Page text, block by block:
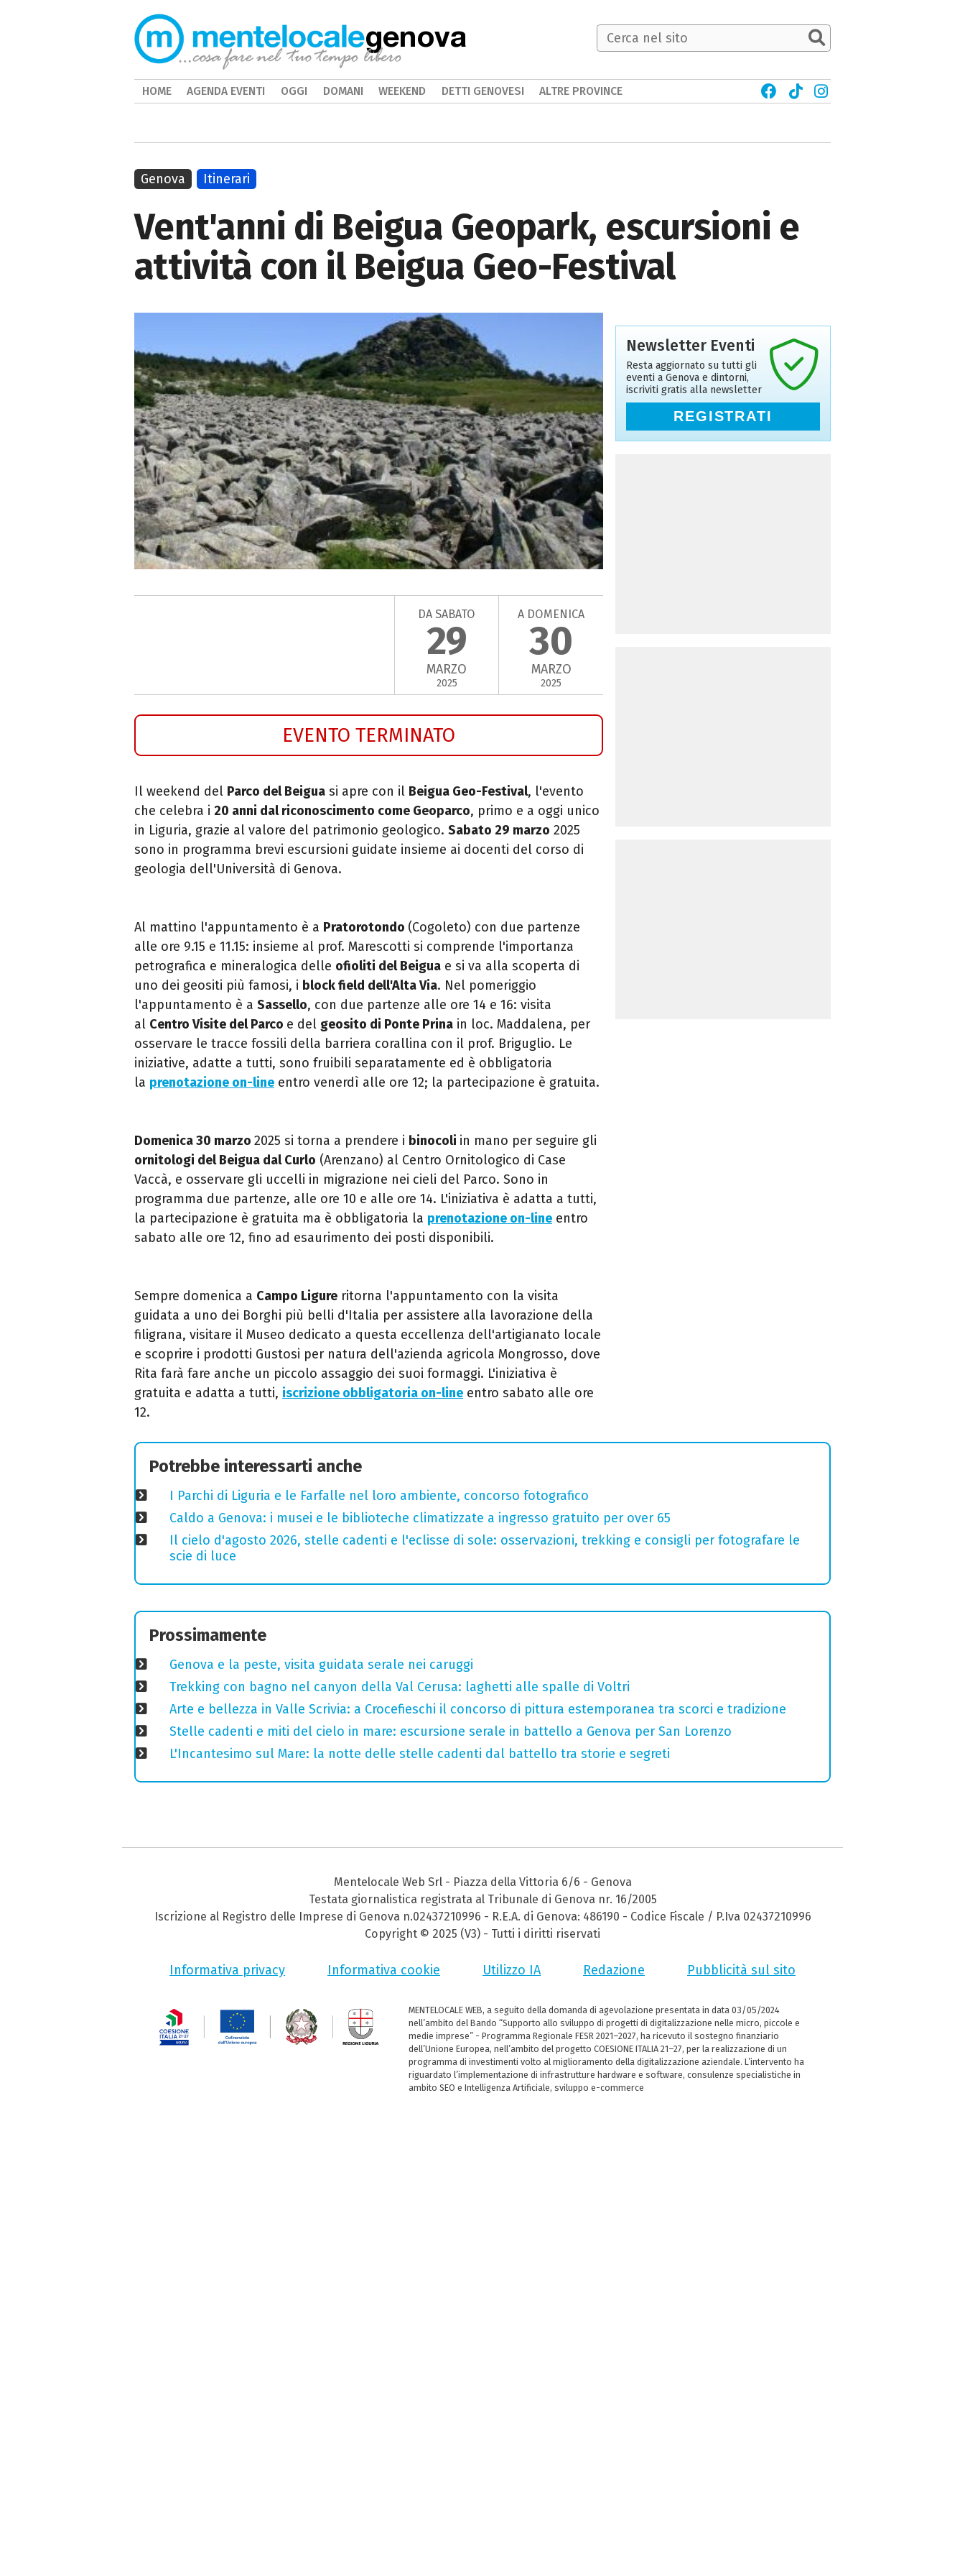
Vent'anni di Beigua Geopark, escursioni e
attività con il Beigua Geo-Festival
DA SABATO
29
MARZO
2025
A DOMENICA
30
MARZO
2025
EVENTO TERMINATO
Il weekend del Parco del Beigua si apre con il Beigua Geo-Festival, l'evento
che celebra i 20 anni dal riconoscimento come Geoparco, primo e a oggi unico
in Liguria, grazie al valore del patrimonio geologico. Sabato 29 marzo 2025
sono in programma brevi escursioni guidate insieme ai docenti del corso di
geologia dell'Università di Genova.
Al mattino l'appuntamento è a Pratorotondo (Cogoleto) con due partenze
alle ore 9.15 e 11.15: insieme al prof. Marescotti si comprende l'importanza
petrografica e mineralogica delle ofioliti del Beigua e si va alla scoperta di
uno dei geositi più famosi, i block field dell'Alta Via. Nel pomeriggio
l'appuntamento è a Sassello, con due partenze alle ore 14 e 16: visita
al Centro Visite del Parco e del geosito di Ponte Prina in loc. Maddalena, per
osservare le tracce fossili della barriera corallina con il prof. Briguglio. Le
iniziative, adatte a tutti, sono fruibili separatamente ed è obbligatoria
la prenotazione on-line entro venerdì alle ore 12; la partecipazione è gratuita.
Domenica 30 marzo 2025 si torna a prendere i binocoli in mano per seguire gli
ornitologi del Beigua dal Curlo (Arenzano) al Centro Ornitologico di Case
Vaccà, e osservare gli uccelli in migrazione nei cieli del Parco. Sono in
programma due partenze, alle ore 10 e alle ore 14. L'iniziativa è adatta a tutti,
la partecipazione è gratuita ma è obbligatoria la prenotazione on-line entro
sabato alle ore 12, fino ad esaurimento dei posti disponibili.
Sempre domenica a Campo Ligure ritorna l'appuntamento con la visita
guidata a uno dei Borghi più belli d'Italia per assistere alla lavorazione della
filigrana, visitare il Museo dedicato a questa eccellenza dell'artigianato locale
e scoprire i prodotti Gustosi per natura dell'azienda agricola Mongrosso, dove
Rita farà fare anche un piccolo assaggio dei suoi formaggi. L'iniziativa è
gratuita e adatta a tutti, iscrizione obbligatoria on-line entro sabato alle ore
12.
Genova Itinerari
Newsletter Eventi
Resta aggiornato su tutti gli
eventi a Genova e dintorni,
iscriviti gratis alla newsletter
REGISTRATI
Potrebbe interessarti anche
I Parchi di Liguria e le Farfalle nel loro ambiente, concorso fotografico
Caldo a Genova: i musei e le biblioteche climatizzate a ingresso gratuito per over 65
Il cielo d'agosto 2026, stelle cadenti e l'eclisse di sole: osservazioni, trekking e consigli per fotografare le
scie di luce
Prossimamente
Genova e la peste, visita guidata serale nei caruggi
Trekking con bagno nel canyon della Val Cerusa: laghetti alle spalle di Voltri
Arte e bellezza in Valle Scrivia: a Crocefieschi il concorso di pittura estemporanea tra scorci e tradizione
Stelle cadenti e miti del cielo in mare: escursione serale in battello a Genova per San Lorenzo
L'Incantesimo sul Mare: la notte delle stelle cadenti dal battello tra storie e segreti
genova
HOME AGENDA EVENTI OGGI DOMANI WEEKEND DETTI GENOVESI ALTRE PROVINCE
Mentelocale Web Srl - Piazza della Vittoria 6/6 - Genova
Testata giornalistica registrata al Tribunale di Genova nr. 16/2005
Iscrizione al Registro delle Imprese di Genova n.02437210996 - R.E.A. di Genova: 486190 - Codice Fiscale / P.Iva 02437210996
Copyright © 2025 (V3) - Tutti i diritti riservati
Informativa privacy Informativa cookie Utilizzo IA Redazione Pubblicità sul sito
MENTELOCALE WEB, a seguito della domanda di agevolazione presentata in data 03/05/2024
nell’ambito del Bando “Supporto allo sviluppo di progetti di digitalizzazione nelle micro, piccole e
medie imprese” - Programma Regionale FESR 2021–2027, ha ricevuto il sostegno finanziario
dell’Unione Europea, nell’ambito del progetto COESIONE ITALIA 21–27, per la realizzazione di un
programma di investimenti volto al miglioramento della digitalizzazione aziendale. L’intervento ha
riguardato l’implementazione di infrastrutture hardware e software, consulenze specialistiche in
ambito SEO e Intelligenza Artificiale, sviluppo e-commerce